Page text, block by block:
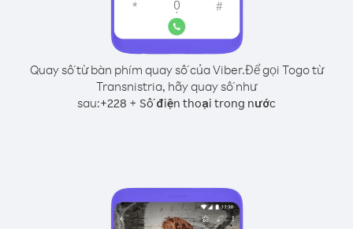
Quay số từ bàn phím quay số của Viber.Để gọi Togo từ
Transnistria, hãy quay số như
sau:+228 + Số điện thoại trong nước